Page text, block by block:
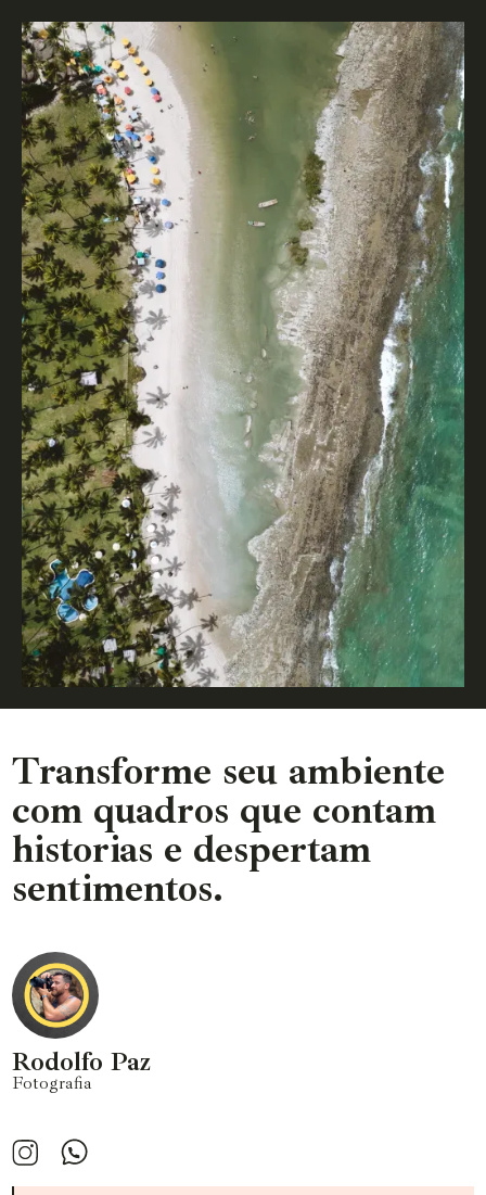
Transforme seu ambiente
com quadros que contam
historias e despertam
sentimentos.
Rodolfo Paz
Fotografia